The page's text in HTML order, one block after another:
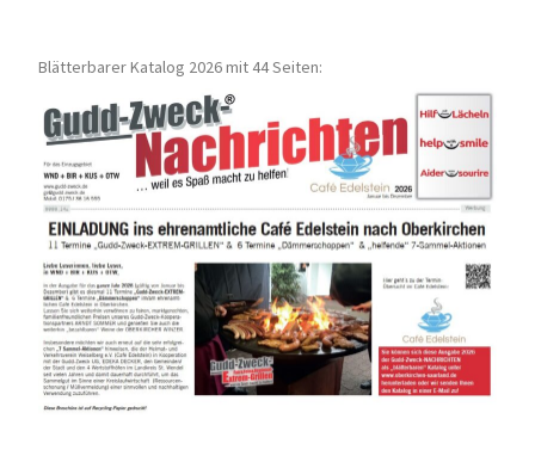
Blätterbarer Katalog 2026 mit 44 Seiten: